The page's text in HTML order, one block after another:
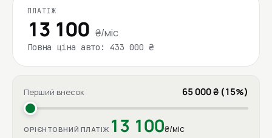
ПЛАТІЖ
13 100 ₴/міс
Повна ціна авто: 433 000 ₴
Перший внесок 65 000 ₴ (15%)
ОРІЄНТОВНИЙ ПЛАТІЖ 13 100₴/міс